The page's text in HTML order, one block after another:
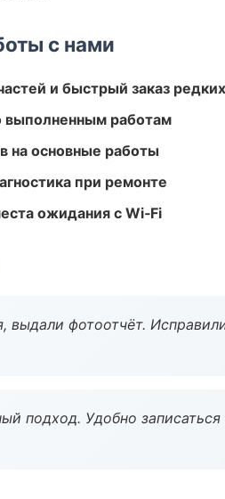
с нами
и быстрый заказ
выполненным работам
на основные работы
при ремонте
ожидания с Wi‑Fi
выдали фотоотчёт.
подход. Удобно